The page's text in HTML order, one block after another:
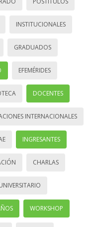
INSTITUCIONALES
GRADUADOS
EFEMÉRIDES
DOCENTES
INTERNACIONALES
INGRESANTES
CHARLAS
WORKSHOP